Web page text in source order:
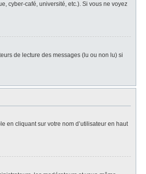
cyber-café, université, etc.). Si vous ne voyez
de lecture des messages (lu ou non lu) si
en cliquant sur votre nom d’utilisateur en haut